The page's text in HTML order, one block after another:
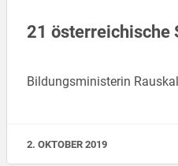
21 österreichische
Bildungsministerin
2. OKTOBER 2019